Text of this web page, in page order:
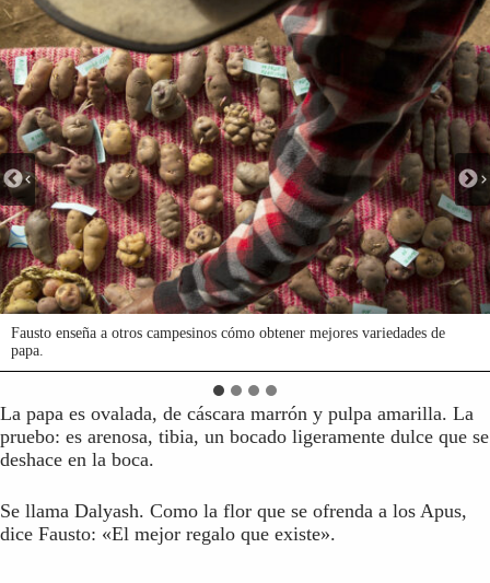
Fausto enseña a otros campesinos cómo obtener mejores variedades de
papa.
Fausto enseña a otros campesinos cómo obtener mejores variedades de
papa.
Fausto enseña a otros campesinos cómo obtener mejores variedades de
papa.
Fausto enseña a otros campesinos cómo obtener mejores variedades de
papa.
La papa es ovalada, de cáscara marrón y pulpa amarilla. La
pruebo: es arenosa, tibia, un bocado ligeramente dulce que se
deshace en la boca.
Se llama Dalyash. Como la flor que se ofrenda a los Apus,
dice Fausto: «El mejor regalo que existe».